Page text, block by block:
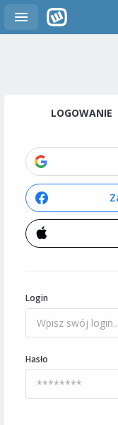
LOGOWANIE
Login
Hasło